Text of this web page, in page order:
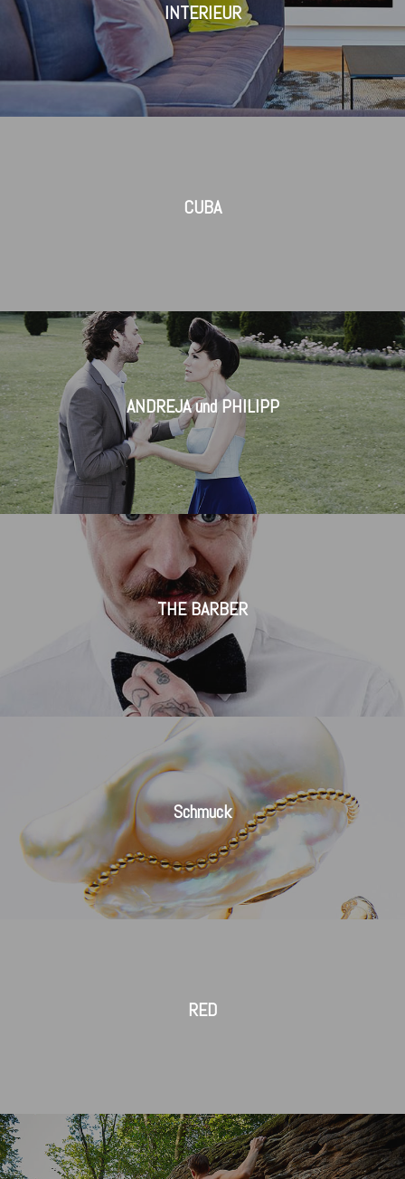
INTERIEUR
CUBA
ANDREJA und PHILIPP
THE BARBER
Schmuck
RED